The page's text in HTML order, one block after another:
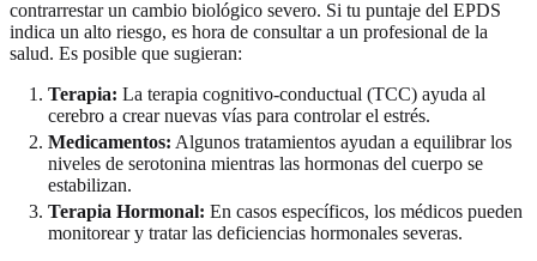
contrarrestar un cambio biológico severo. Si tu puntaje del EPDS
indica un alto riesgo, es hora de consultar a un profesional de la
salud. Es posible que sugieran:
Terapia: La terapia cognitivo-conductual (TCC) ayuda al
cerebro a crear nuevas vías para controlar el estrés.
Medicamentos: Algunos tratamientos ayudan a equilibrar los
niveles de serotonina mientras las hormonas del cuerpo se
estabilizan.
Terapia Hormonal: En casos específicos, los médicos pueden
monitorear y tratar las deficiencias hormonales severas.